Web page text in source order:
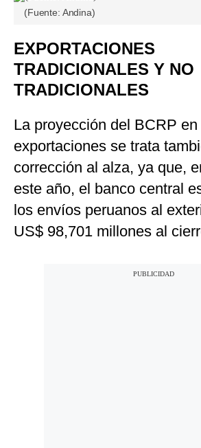
(Fuente: Andina)
EXPORTACIONES
TRADICIONALES Y NO
TRADICIONALES
La proyección del BCRP
exportaciones se trata
corrección al alza, ya que,
este año, el banco central
los envíos peruanos al
US$ 98,701 millones al